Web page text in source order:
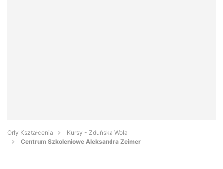
Orły Kształcenia
Kursy - Zduńska Wola
Centrum Szkoleniowe Aleksandra Zeimer